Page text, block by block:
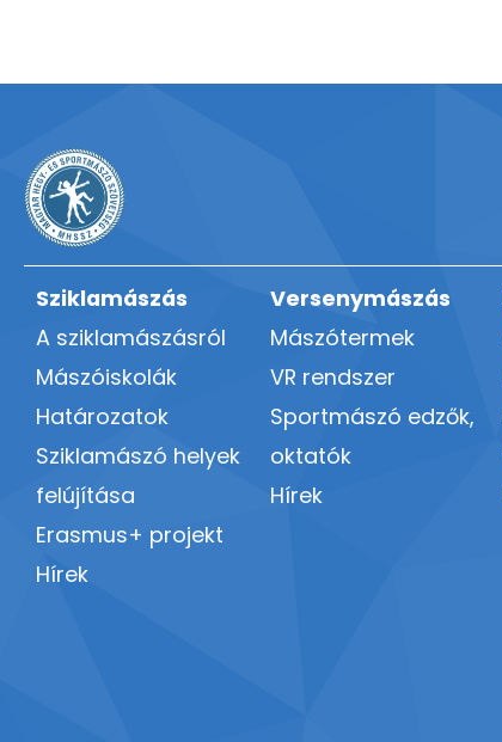
Sziklamászás
A sziklamászásról
Mászóiskolák
Határozatok
Sziklamászó helyek
felújítása
Erasmus+ projekt
Hírek
Versenymászás
Mászótermek
VR rendszer
Sportmászó edzők,
oktatók
Hírek